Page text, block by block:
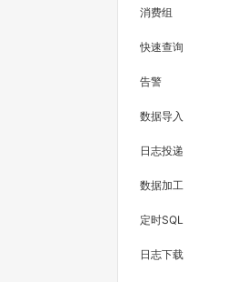
消费组
快速查询
告警
数据导入
日志投递
数据加工
定时SQL
日志下载